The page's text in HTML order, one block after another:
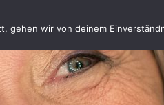
wir von deinem